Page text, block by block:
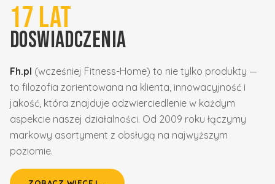
17 LAT
DOSWIADCZENIA
Fh.pl (wcześniej Fitness-Home) to nie tylko produkty —
to filozofia zorientowana na klienta, innowacyjność i
jakość, która znajduje odzwierciedlenie w każdym
aspekcie naszej działalności. Od 2009 roku łączymy
markowy asortyment z obsługą na najwyższym
poziomie.